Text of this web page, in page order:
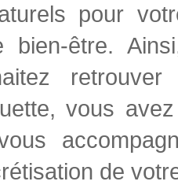
pour
bien-être.
vous
de